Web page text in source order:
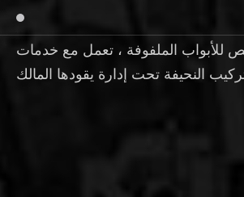
الملفوفة ، تعمل مع خدمات